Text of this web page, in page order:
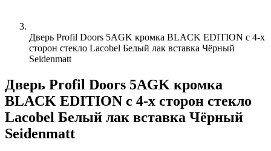
Дверь Profil Doors 5AGK кромка BLACK EDITION с 4-х
сторон стекло Lacobel Белый лак вставка Чёрный
Seidenmatt
Дверь Profil Doors 5AGK кромка
BLACK EDITION с 4-х сторон стекло
Lacobel Белый лак вставка Чёрный
Seidenmatt